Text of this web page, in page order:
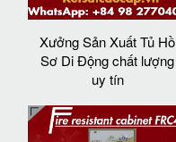
Xưởng Sản Xuất Tủ Hồ
Sơ Di Động chất lượng
uy tín